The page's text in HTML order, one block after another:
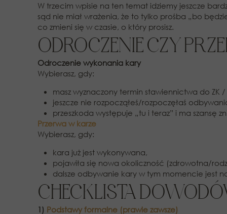
W trzecim wpisie na ten temat idziemy jeszcze
sąd nie miał wrażenia, że to tylko prośba „bo
co zmieni się w czasie, o który prosisz.
ODROCZENIE CZY
Odroczenie wykonania kary
Wybierasz, gdy:
masz wyznaczony termin stawiennictwa do ZK
jeszcze nie rozpocząłeś/rozpoczęłaś
przeszkoda występuje „tu i teraz” i ma szansę
Przerwa w karze
Wybierasz, gdy:
kara już jest wykonywana,
pojawiła się nowa okoliczność (zdrowotna/
dalsze odbywanie kary w tym momencie jest
CHECKLISTA
1) Podstawy formalne (prawie zawsze)